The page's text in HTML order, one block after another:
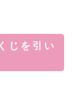
じを引い